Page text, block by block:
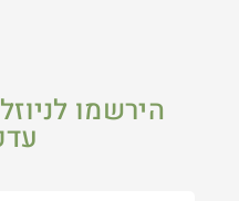
הירשמו